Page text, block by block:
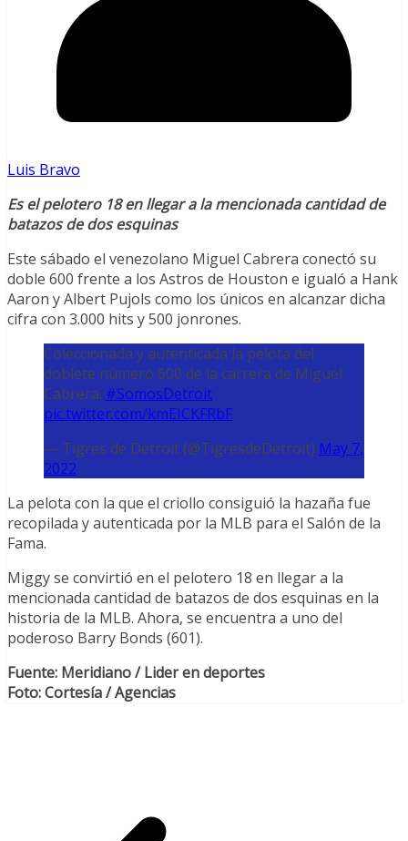
Luis Bravo
Es el pelotero 18 en llegar a la mencionada cantidad de
batazos de dos esquinas
Este sábado el venezolano Miguel Cabrera conectó su
doble 600 frente a los Astros de Houston e igualó a Hank
Aaron y Albert Pujols como los únicos en alcanzar dicha
cifra con 3.000 hits y 500 jonrones.
Coleccionada y autenticada la pelota del
doblete número 600 de la carrera de Miguel
Cabrera. #SomosDetroit
pic.twitter.com/kmEICKFRbF
— Tigres de Detroit (@TigresdeDetroit) May 7,
2022
La pelota con la que el criollo consiguió la hazaña fue
recopilada y autenticada por la MLB para el Salón de la
Fama.
Miggy se convirtió en el pelotero 18 en llegar a la
mencionada cantidad de batazos de dos esquinas en la
historia de la MLB. Ahora, se encuentra a uno del
poderoso Barry Bonds (601).
Fuente: Meridiano / Lider en deportes
Foto: Cortesía / Agencias